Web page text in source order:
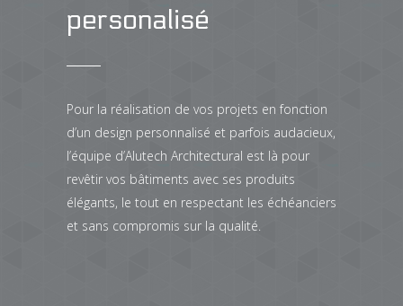
personalisé
Pour la réalisation de vos projets en fonction
d’un design personnalisé et parfois audacieux,
l’équipe d’Alutech Architectural est là pour
revêtir vos bâtiments avec ses produits
élégants, le tout en respectant les échéanciers
et sans compromis sur la qualité.